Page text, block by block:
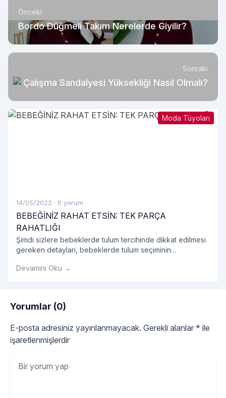
Önceki
Bordo Düğmeli Takım Nerelerde Giyilir?
Sonraki
Çalışma Sandalyesi Yüksekliği Nasıl Olmalı?
Moda Tüyoları
14/05/2022 · 0 yorum
BEBEĞİNİZ RAHAT ETSİN: TEK PARÇA
RAHATLIĞI
Şimdi sizlere bebeklerde tulum tercihinde dikkat edilmesi
gereken detayları, bebeklerde tulum seçiminin
tüm detayları sırasıyla açıklayalım.
Devamını Oku →
Yorumlar (0)
E-posta adresiniz yayınlanmayacak. Gerekli alanlar * ile
işaretlenmişlerdir